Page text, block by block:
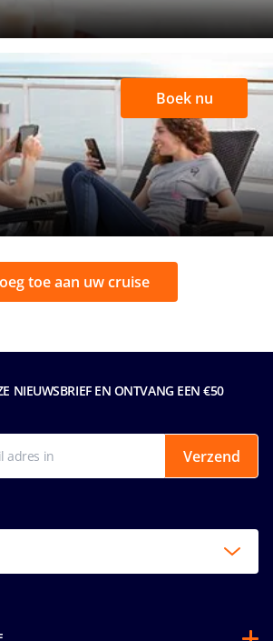
Boek nu
toe aan uw cruise
NIEUWSBRIEF EN ONTVANG EEN €50
Verzend